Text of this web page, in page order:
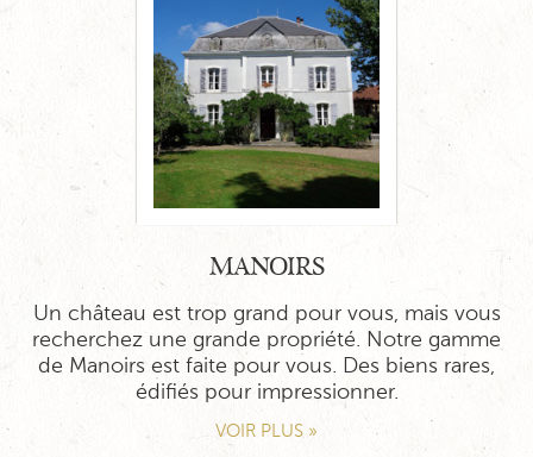
MANOIRS
Un château est trop grand pour vous, mais vous
recherchez une grande propriété. Notre gamme
de Manoirs est faite pour vous. Des biens rares,
édifiés pour impressionner.
VOIR PLUS »